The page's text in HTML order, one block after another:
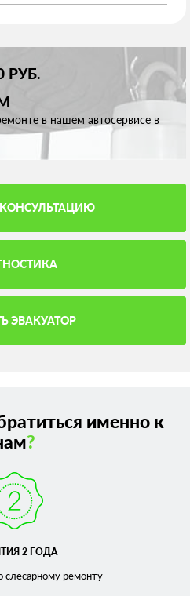
РУБ.
в нашем автосервисе в
ЭВАКУАТОР
именно к
?
2 ГОДА
слесарномуремонту